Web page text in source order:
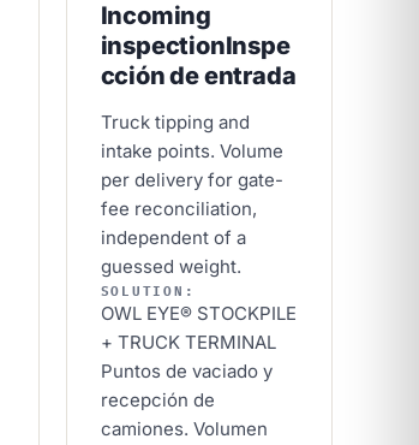
Incoming
inspectionInspe
cción de entrada
Truck tipping and
intake points. Volume
per delivery for gate-
fee reconciliation,
independent of a
guessed weight.
SOLUTION:
OWL EYE® STOCKPILE
+ TRUCK TERMINAL
Puntos de vaciado y
recepción de
camiones. Volumen